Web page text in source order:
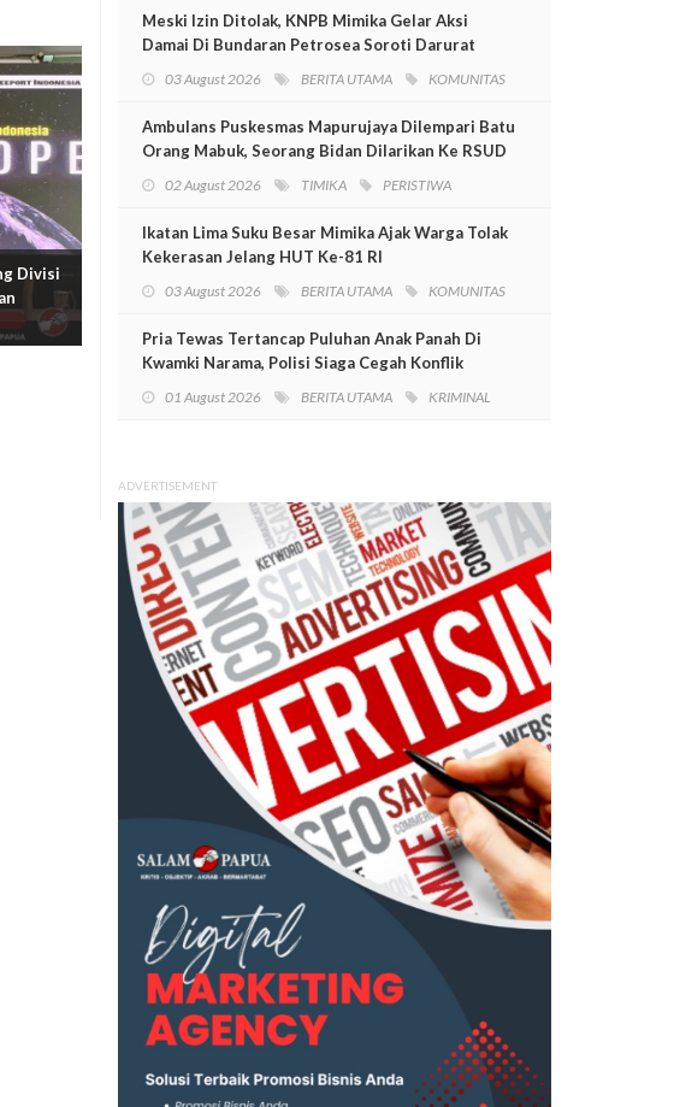
Divisi
Meski Izin Ditolak, KNPB Mimika Gelar Aksi
Damai Di Bundaran Petrosea Soroti Darurat
03 August 2026 BERITA UTAMA KOMUNITAS
Ambulans Puskesmas Mapurujaya Dilempari Batu
Orang Mabuk, Seorang Bidan Dilarikan Ke RSUD
02 August 2026 TIMIKA PERISTIWA
Ikatan Lima Suku Besar Mimika Ajak Warga Tolak
Kekerasan Jelang HUT Ke-81 RI
03 August 2026 BERITA UTAMA KOMUNITAS
Pria Tewas Tertancap Puluhan Anak Panah Di
Kwamki Narama, Polisi Siaga Cegah Konflik
01 August 2026 BERITA UTAMA KRIMINAL
ADVERTISEMENT